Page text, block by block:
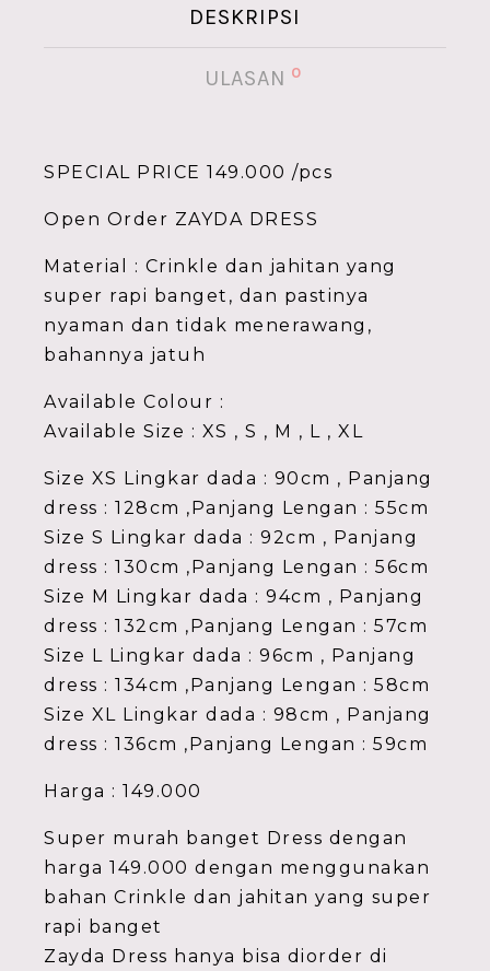
DESKRIPSI
ULASAN 0
SPECIAL PRICE 149.000 /pcs
Open Order ZAYDA DRESS
Material : Crinkle dan jahitan yang
super rapi banget, dan pastinya
nyaman dan tidak menerawang,
bahannya jatuh
Available Colour :
Available Size : XS , S , M , L , XL
Size XS Lingkar dada : 90cm , Panjang
dress : 128cm ,Panjang Lengan : 55cm
Size S Lingkar dada : 92cm , Panjang
dress : 130cm ,Panjang Lengan : 56cm
Size M Lingkar dada : 94cm , Panjang
dress : 132cm ,Panjang Lengan : 57cm
Size L Lingkar dada : 96cm , Panjang
dress : 134cm ,Panjang Lengan : 58cm
Size XL Lingkar dada : 98cm , Panjang
dress : 136cm ,Panjang Lengan : 59cm
Harga : 149.000
Super murah banget Dress dengan
harga 149.000 dengan menggunakan
bahan Crinkle dan jahitan yang super
rapi banget
Zayda Dress hanya bisa diorder di